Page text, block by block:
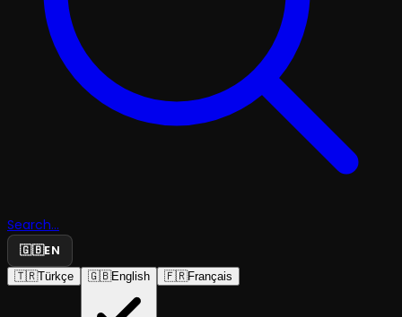
Search...
🇬🇧EN
🇹🇷Türkçe 🇬🇧English 🇫🇷Français